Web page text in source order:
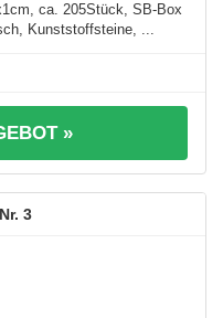
ca. 205Stück, SB-Box
Kunststoffsteine, ...
»
3